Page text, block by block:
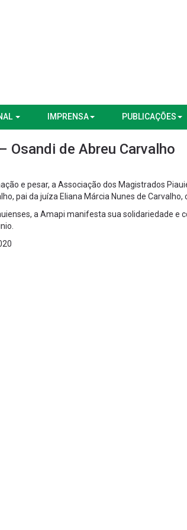
IMPRENSA PUBLICAÇÕES
Osandi de Abreu Carvalho
e pesar, a Associação dos Magistrados
pai da juíza Eliana Márcia Nunes de
a Amapi manifesta sua solidariedade e